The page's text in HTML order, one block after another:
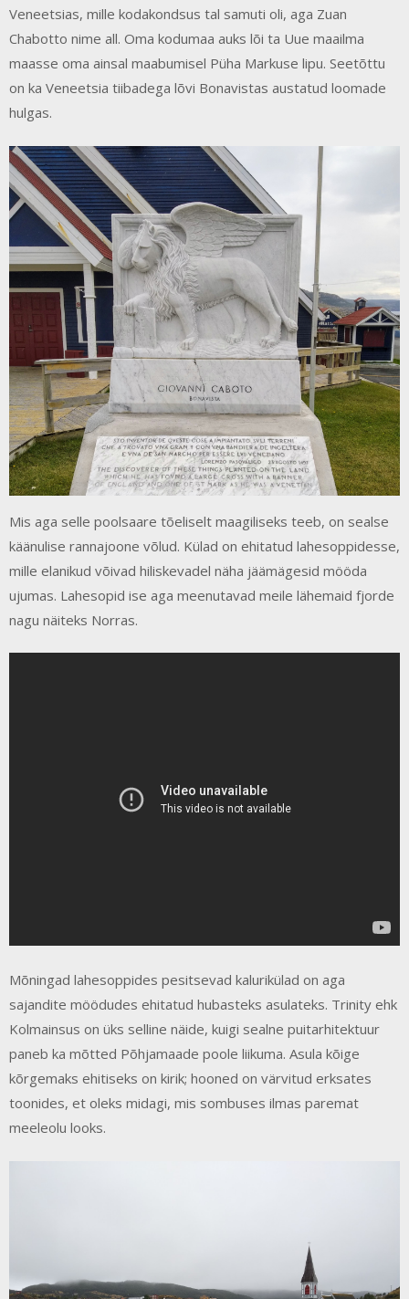
Veneetsias, mille kodakondsus tal samuti oli, aga Zuan
Chabotto nime all. Oma kodumaa auks lõi ta Uue maailma
maasse oma ainsal maabumisel Püha Markuse lipu. Seetõttu
on ka Veneetsia tiibadega lõvi Bonavistas austatud loomade
hulgas.
Mis aga selle poolsaare tõeliselt maagiliseks teeb, on sealse
käänulise rannajoone võlud. Külad on ehitatud lahesoppidesse,
mille elanikud võivad hiliskevadel näha jäämägesid mööda
ujumas. Lahesopid ise aga meenutavad meile lähemaid fjorde
nagu näiteks Norras.
Mõningad lahesoppides pesitsevad kalurikülad on aga
sajandite möödudes ehitatud hubasteks asulateks. Trinity ehk
Kolmainsus on üks selline näide, kuigi sealne puitarhitektuur
paneb ka mõtted Põhjamaade poole liikuma. Asula kõige
kõrgemaks ehitiseks on kirik; hooned on värvitud erksates
toonides, et oleks midagi, mis sombuses ilmas paremat
meeleolu looks.